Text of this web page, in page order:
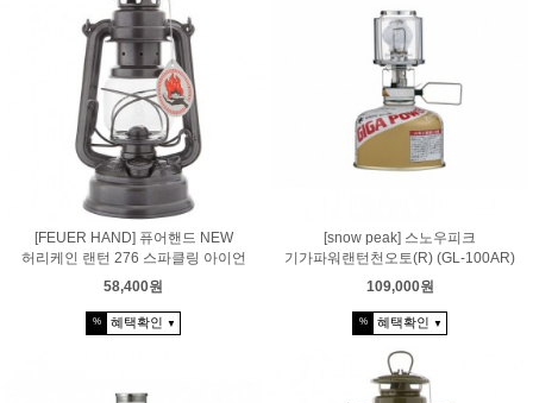
[FEUER HAND] 퓨어핸드 NEW
허리케인 랜턴 276 스파클링 아이언
58,400원
% 혜택확인 ▼
[snow peak] 스노우피크
기가파워랜턴천오토(R) (GL-100AR)
109,000원
% 혜택확인 ▼